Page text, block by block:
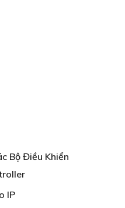
Bộ Điều Khiển
IP